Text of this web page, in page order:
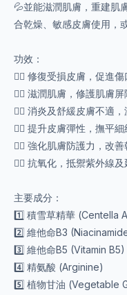
💦並能滋潤肌膚，重建肌
合乾燥、敏感皮膚使用，
功效：
👍🏻 修復受損皮膚，促進
👍🏻 滋潤肌膚，修護肌膚
👍🏻 消炎及舒緩皮膚不適
👍🏻 提升皮膚彈性，撫平
👍🏻 強化肌膚防護力，改
👍🏻 抗氧化，抵禦紫外線
主要成分：
1️⃣ 積雪草精華 (Centella
2️⃣ 維他命B3
3️⃣ 維他命B5 (Vitamin B5)
4️⃣ 精氨酸 (Arginine)
5️⃣ 植物甘油 (Vegetable